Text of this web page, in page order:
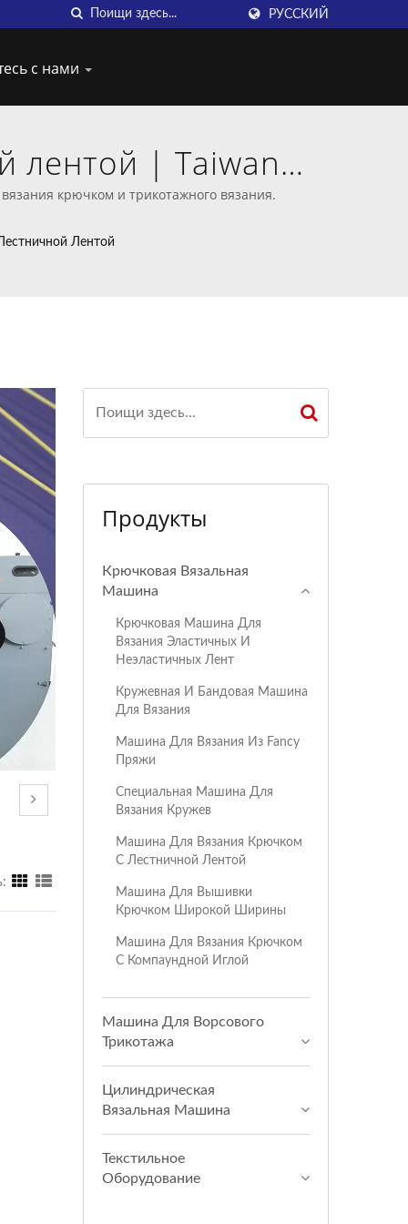
РУССКИЙ
с нами
лентой | Taiwan
крючком
крючком и трикотажного вязания.
Лентой
Продукты
Крючковая Вязальная
Машина
Крючковая Машина Для
Вязания Эластичных И
Неэластичных Лент
Кружевная И Бандовая Машина
Для Вязания
Машина Для Вязания Из Fancy
Пряжи
Специальная Машина Для
Вязания Кружев
Машина Для Вязания Крючком
С Лестничной Лентой
Машина Для Вышивки
Крючком Широкой Ширины
Машина Для Вязания Крючком
С Компаундной Иглой
Машина Для Ворсового
Трикотажа
Цилиндрическая
Вязальная Машина
Текстильное
Оборудование